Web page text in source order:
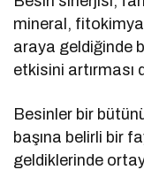
mineral,
araya geldiğinde
etkisini artırması
Besinler bir
başına belirli bir
geldiklerinde